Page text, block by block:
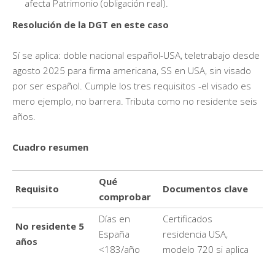
afecta Patrimonio (obligación real).
Resolución de la DGT en este caso
Sí se aplica: doble nacional español-USA, teletrabajo desde
agosto 2025 para firma americana, SS en USA, sin visado
por ser español. Cumple los tres requisitos -el visado es
mero ejemplo, no barrera. Tributa como no residente seis
años.
Cuadro resumen
Requisito
Qué
comprobar
Documentos clave
No residente 5
años
Días en
España
<183/año
Certificados
residencia USA,
modelo 720 si aplica